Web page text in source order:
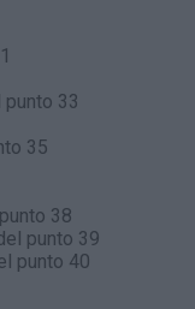
punto 33
35
38
punto 39
punto 40